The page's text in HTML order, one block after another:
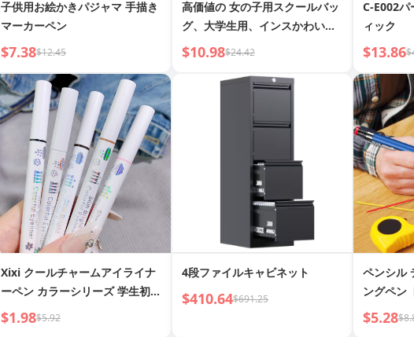
子供用お絵かきパジャマ 手描き
マーカーペン
$7.38$12.45
高価値の 女の子用スクールバッ
グ、大学生用、インスかわいい
スクールバッグ、ソフトガール
中学生用バックパック、オール
マッチバックパック
$10.98$24.42
C-E002
ィック
$13.86
Xixi クールチャームアイライナ
ーペン カラーシリーズ 学生初心
者用アイメイク
$1.98$5.92
4段ファイルキャビネット
$410.64$691.25
ペンシル
ングペン
ラファイ
プ
$5.28